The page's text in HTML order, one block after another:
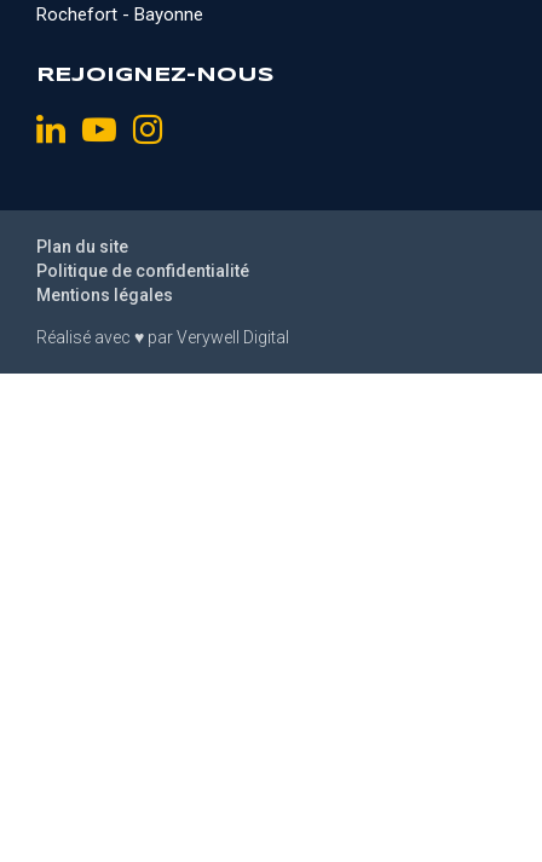
Rochefort - Bayonne
REJOIGNEZ-NOUS
Réalisé avec ♥ parVerywell Digital
Mentions légales
Politique de confidentialité
Plan du site